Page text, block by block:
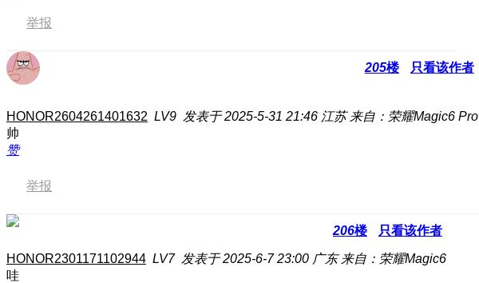
举报
205楼 只看该作者
HONOR2604261401632 LV9 发表于 2025-5-31 21:46 江苏 来自：荣耀Magic6 Pro
帅
赞
举报
206楼 只看该作者
HONOR2301171102944 LV7 发表于 2025-6-7 23:00 广东 来自：荣耀Magic6
哇